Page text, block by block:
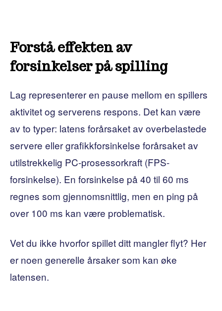
Forstå effekten av
forsinkelser på spilling
Lag representerer en pause mellom en spillers
aktivitet og serverens respons. Det kan være
av to typer: latens forårsaket av overbelastede
servere eller grafikkforsinkelse forårsaket av
utilstrekkelig PC-prosessorkraft (FPS-
forsinkelse). En forsinkelse på 40 til 60 ms
regnes som gjennomsnittlig, men en ping på
over 100 ms kan være problematisk.
Vet du ikke hvorfor spillet ditt mangler flyt? Her
er noen generelle årsaker som kan øke
latensen.